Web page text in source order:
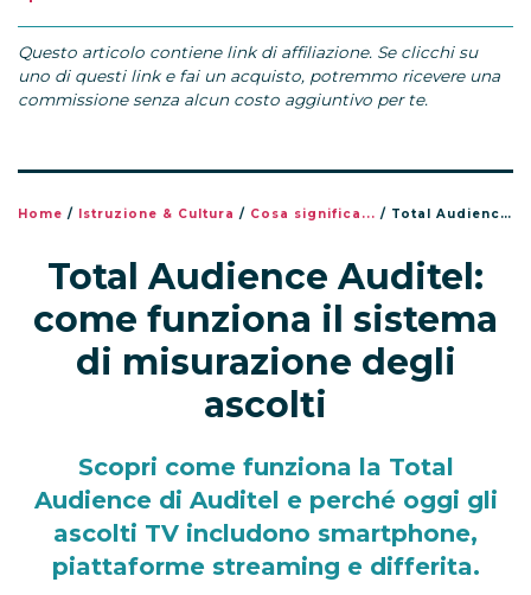
Questo articolo contiene link di affiliazione. Se clicchi su
uno di questi link e fai un acquisto, potremmo ricevere una
commissione senza alcun costo aggiuntivo per te.
Home / Istruzione & Cultura / Cosa significa... / Total Audience Auditel: come funziona il sistema di misurazione degli ascolti
Total Audience Auditel:
come funziona il sistema
di misurazione degli
ascolti
Scopri come funziona la Total
Audience di Auditel e perché oggi gli
ascolti TV includono smartphone,
piattaforme streaming e differita.